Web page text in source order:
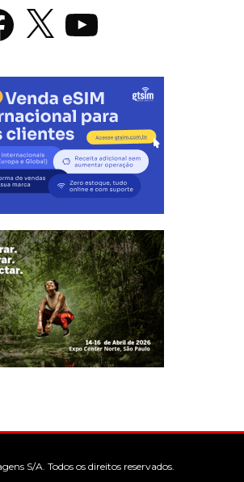
X YouTube
S/A. Todos os direitos reservados.